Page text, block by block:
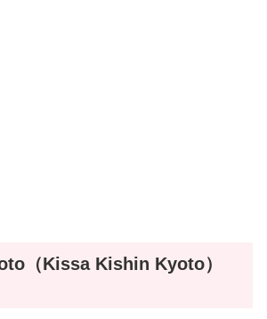
（Kissa Kishin Kyoto）